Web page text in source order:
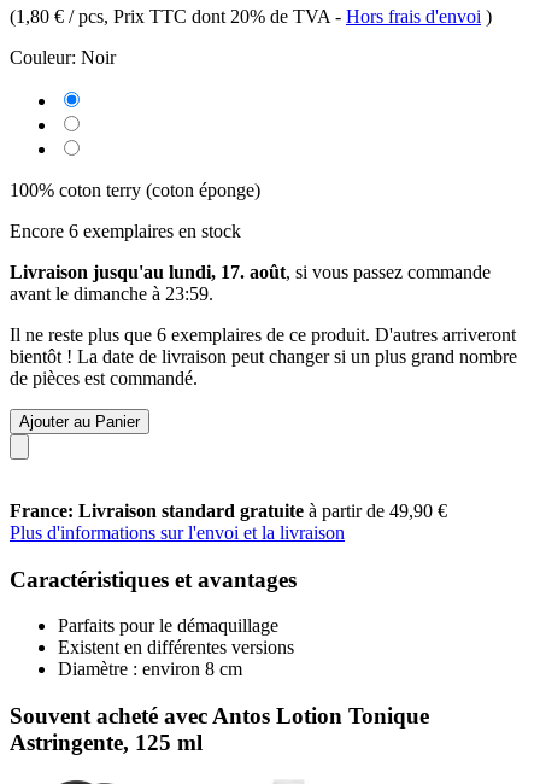
(1,80 € / pcs, Prix TTC dont 20% de TVA - Hors frais d'envoi )
Couleur: Noir
100% coton terry (coton éponge)
Encore 6 exemplaires en stock
Livraison jusqu'au lundi, 17. août, si vous passez commande
avant le dimanche à 23:59.
Il ne reste plus que 6 exemplaires de ce produit. D'autres arriveront
bientôt ! La date de livraison peut changer si un plus grand nombre
de pièces est commandé.
Ajouter au Panier
France: Livraison standard gratuite à partir de 49,90 €
Plus d'informations sur l'envoi et la livraison
Caractéristiques et avantages
Parfaits pour le démaquillage
Existent en différentes versions
Diamètre : environ 8 cm
Souvent acheté avec Antos Lotion Tonique
Astringente, 125 ml